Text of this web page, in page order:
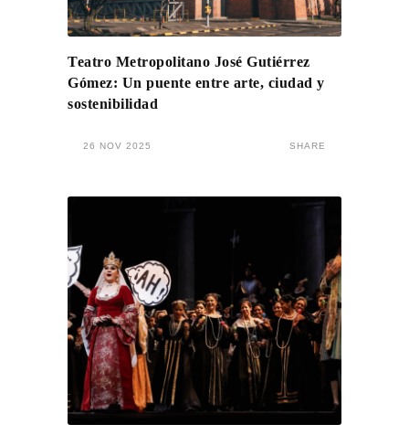
Teatro Metropolitano José Gutiérrez
Gómez: Un puente entre arte, ciudad y
sostenibilidad
26 NOV 2025 SHARE